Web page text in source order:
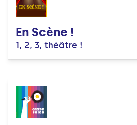
En Scène !
1, 2, 3, théâtre !